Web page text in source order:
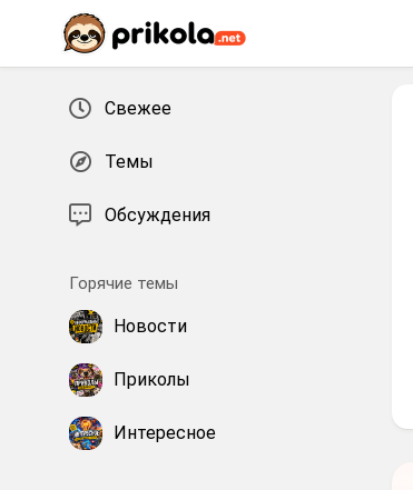
Перейти к контенту
Свежее
Темы
Обсуждения
Горячие темы
Новости
Приколы
Интересное